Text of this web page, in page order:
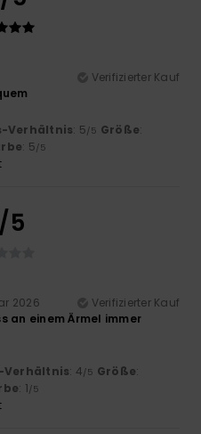
Verifizierter Kauf
Verhältnis: 5/5 Größe:
: 5/5
/5
2026
Verifizierter Kauf
an einem Ärmel immer
Verhältnis: 4/5 Größe:
: 1/5